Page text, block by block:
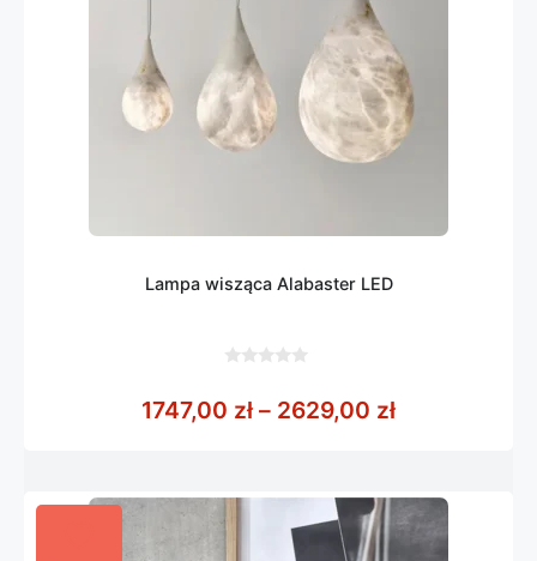
Lampa wisząca Alabaster LED
5
1747,00 zł – 2629,00 złZakres cen: